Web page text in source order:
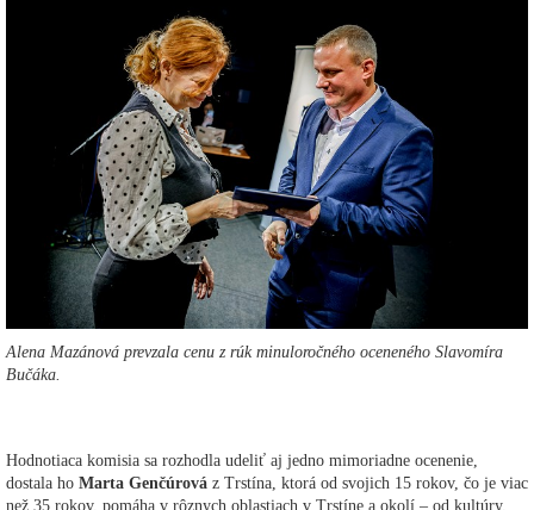
Alena Mazánová prevzala cenu z rúk minuloročného oceneného Slavomíra
Bučáka.
Hodnotiaca komisia sa rozhodla udeliť aj jedno mimoriadne ocenenie,
dostala ho Marta Genčúrová z Trstína, ktorá od svojich 15 rokov, čo je viac
než 35 rokov, pomáha v rôznych oblastiach v Trstíne a okolí – od kultúry,